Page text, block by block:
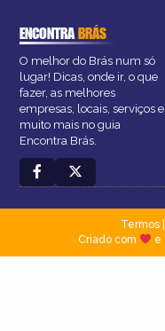
ENCONTRABRÁS
O melhor do Brás num só
lugar! Dicas, onde ir, o que
fazer, as melhores
empresas, locais, serviços e
muito mais no guia
Encontra Brás.
Termos|
Criado com
e